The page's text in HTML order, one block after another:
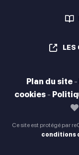
LES
Plan du site -
cookies -
Ce site est protégé par
conditions